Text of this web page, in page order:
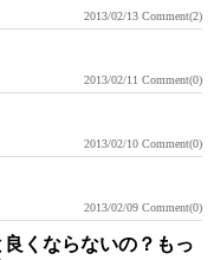
2013/02/13 Comment(2)
2013/02/11 Comment(0)
2013/02/10 Comment(0)
2013/02/09 Comment(0)
良くならないの？もっ